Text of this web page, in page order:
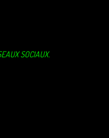
SOCIAUX.